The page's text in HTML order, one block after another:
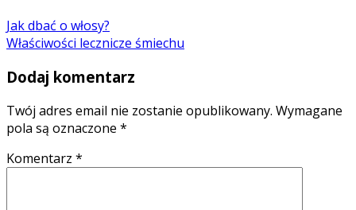
Jak dbać o włosy?
Właściwości lecznicze śmiechu
Dodaj komentarz
Twój adres email nie zostanie opublikowany. Wymagane
pola są oznaczone *
Komentarz *